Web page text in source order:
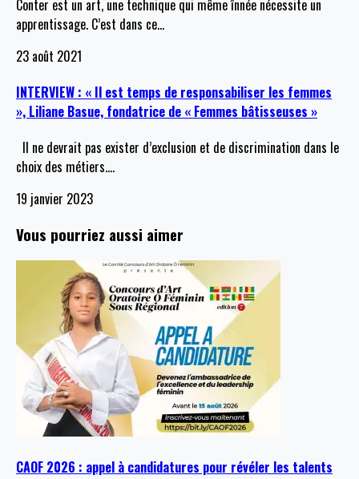
Conter est un art, une technique qui même înnée nécessite un
apprentissage. C’est dans ce…
23 août 2021
INTERVIEW : « Il est temps de responsabiliser les femmes
», Liliane Basue, fondatrice de « Femmes bâtisseuses »
Il ne devrait pas exister d’exclusion et de discrimination dans le
choix des métiers.…
19 janvier 2023
Vous pourriez aussi aimer
CAOF 2026 : appel à candidatures pour révéler les talents